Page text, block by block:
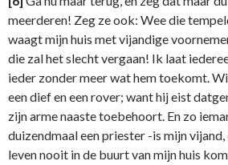
meerderen! Zeg ze ook: Wee die
waagt mijn huis met vijandige
die zal het slecht vergaan! Ik laat
ieder zonder meer wat hem toekomt.
een dief en een rover; want hij eist
zijn arme naaste toebehoort. En zo
duizendmaal een priester -is mijn
leven nooit in de buurt van mijn huis